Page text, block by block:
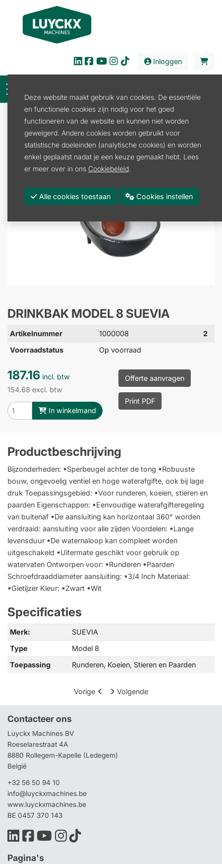
Inloggen
Stal en Weide
Drinkbakken
DRINKBAK MODEL 8 SUEVIA
Artikelnummer 1000008
2
Voorraadstatus
Op voorraad
187.16 incl. btw
154.68 excl. btw
In winkelmand
Offerte aanvragen
Print PDF
Productbeschrijving
Bijzonderheden: ▪Sperbeugel achter de tong ▪Robuuste
bouw, ongevoelig ventiel en hoge waterafgifte, ook bij lage
druk Toepassingsgebied: ▪Voor runderen, koeien, stieren en
paarden Eigenschappen: ▪Eenvoudige waterafgifteregeling
van buitenaf ▪De aansluiting kan horizontaal 360° worden
verdraaid: aansluiting voor alle zijden Voordelen: ▪Lange
levensduur ▪De waternaloop kan compleet worden
uitgeschakeld ▪Uitermate geschikt voor gebruik op
watervaten Ontworpen voor: ▪Runderen ▪Paarden
Schroefdraaddiameter aansluiting: ▪3/4 Inch Materiaal:
▪Gietijzer Kleur: ▪Zwart ▪Wit
Specificaties
Merk:
SUEVIA
Type
Model 8
Toepassing
Runderen, Koeien, Stieren en Paarden
Vorige Volgende
Contacteer ons
Luyckx Machines BV
Roeselarestraat 4A
8880 Rollegem-Kapelle (Ledegem)
België
+32 56 50 94 10
info@luyckxmachines.be
www.luyckxmachines.be
BE 0457 370 143
Pagina's
Deze website maakt gebruik van cookies. De essentiële
en functionele cookies zijn nodig voor het goed
functioneren van de website en kunnen niet worden
geweigerd. Andere cookies worden gebruikt voor
statistische doeleinden (analytische cookies) en worden
enkel geplaatst nadat je een keuze gemaakt hebt. Lees
er meer over in ons Cookiebeleid.
Alle cookies toestaan Cookies instellen